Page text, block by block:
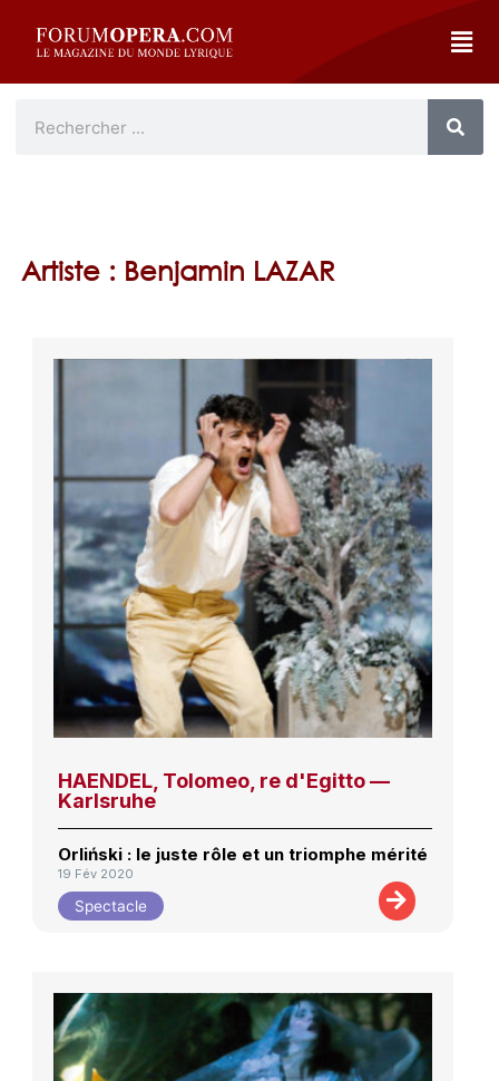
Artiste : Benjamin LAZAR
HAENDEL, Tolomeo, re d'Egitto —
Karlsruhe
Orliński : le juste rôle et un triomphe mérité
19 Fév 2020
Spectacle